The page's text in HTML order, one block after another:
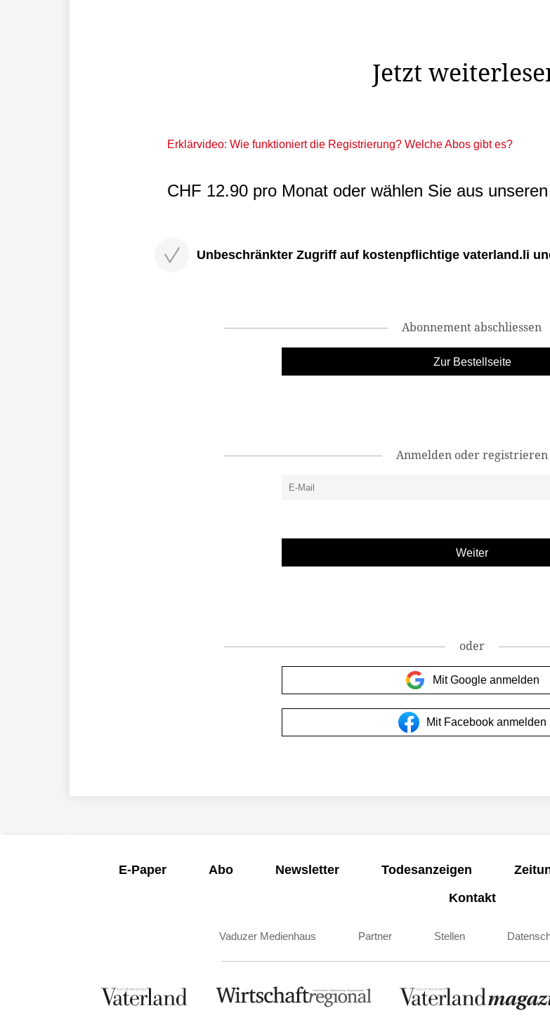
Jetzt
Erklärvideo: Wie funktioniert die Registrierung? Welche Abos gibt es?
CHF 12.90 pro Monat oder wählen Sie aus
Unbeschränkter Zugriff auf kostenpflichtige vaterland.li
Abonnement abschliessen
Zur Bestellseite
Anmelden oder registrieren
oder
Mit Google anmelden
Mit Facebook anmelden
E-Paper Abo Newsletter Todesanzeigen
Kontakt
Vaduzer Medienhaus Partner Stellen